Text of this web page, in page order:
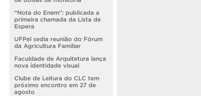
“Nota do Enem”: publicada a
primeira chamada da Lista de
Espera
UFPel sedia reunião do Fórum
da Agricultura Familiar
Faculdade de Arquitetura lança
nova identidade visual
Clube de Leitura do CLC tem
próximo encontro em 27 de
agosto